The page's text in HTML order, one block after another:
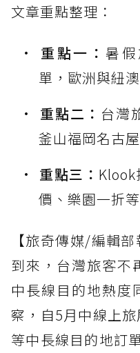
文章重點整理：
重點一：暑
單，歐洲與紐
重點二： 台灣
釜山福岡名古
重點三：
價、樂園一折
【旅奇傳媒/編輯部
到來，台灣旅客不
中長線目的地熱度
察，自5月中線上
等中長線目的地訂